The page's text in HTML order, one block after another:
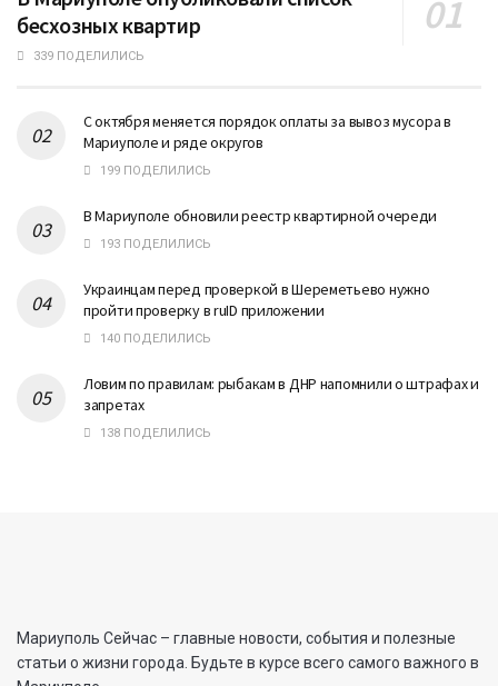
бесхозных квартир
339 ПОДЕЛИЛИСЬ
С октября меняется порядок оплаты за вывоз мусора в
Мариуполе и ряде округов
199 ПОДЕЛИЛИСЬ
В Мариуполе обновили реестр квартирной очереди
193 ПОДЕЛИЛИСЬ
Украинцам перед проверкой в Шереметьево нужно
пройти проверку в ruID приложении
140 ПОДЕЛИЛИСЬ
Ловим по правилам: рыбакам в ДНР напомнили о штрафах и
запретах
138 ПОДЕЛИЛИСЬ
Мариуполь Сейчас – главные новости, события и полезные
статьи о жизни города. Будьте в курсе всего самого важного в